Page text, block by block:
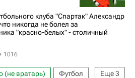
клуба "Спартак" Александр
никогда не болел за
"красно-белых" - столичный
1016
Еще3
(не вратарь)
Футбол